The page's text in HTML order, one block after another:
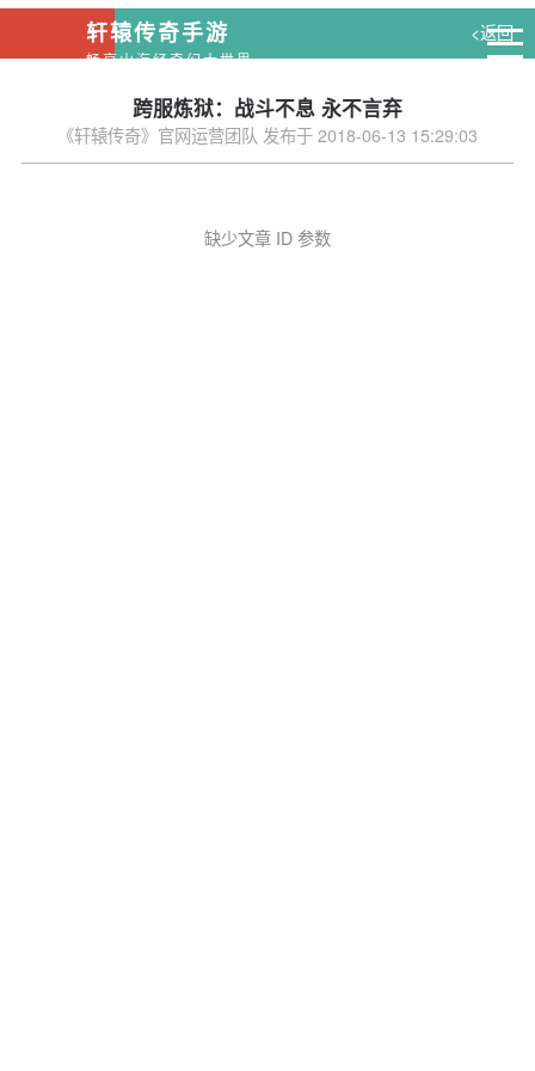
轩辕传奇手游
畅享山海经奇幻大世界
<返回
跨服炼狱：战斗不息 永不言弃
《轩辕传奇》官网运营团队 发布于 2018-06-13 15:29:03
缺少文章 ID 参数